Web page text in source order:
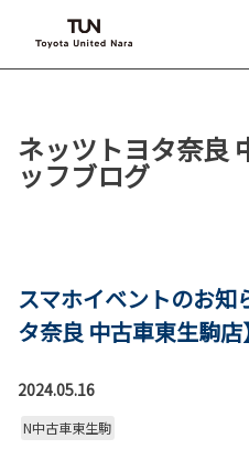
ネッツトヨタ奈良
ッフブログ
スマホイベントのお
タ奈良 中古車東生駒店
2024.05.16
N中古車東生駒